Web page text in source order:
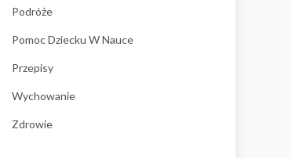
Podróże
Pomoc Dziecku W Nauce
Przepisy
Wychowanie
Zdrowie